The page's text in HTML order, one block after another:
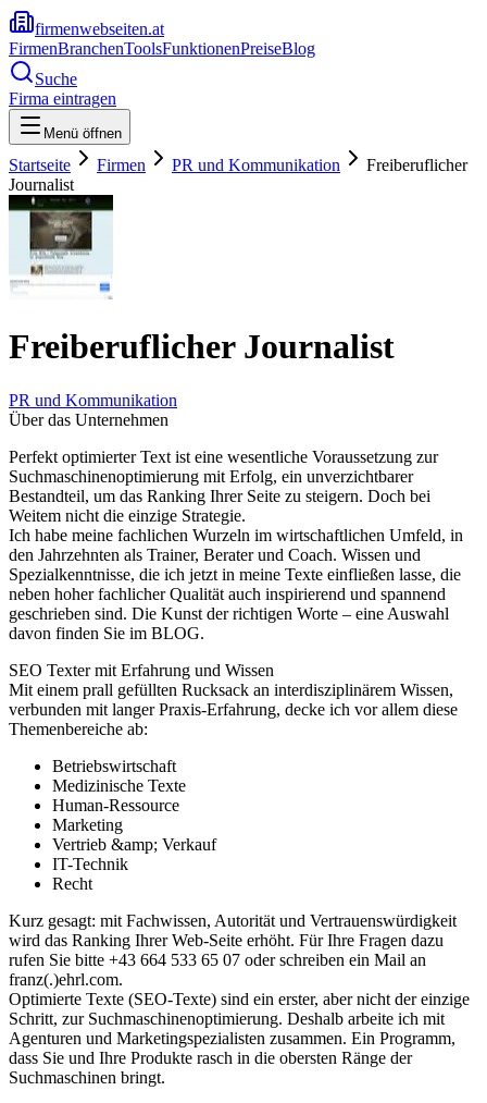
firmenwebseiten.at
FirmenBranchenToolsFunktionenPreiseBlog
Suche
Firma eintragen
Menü öffnen
Startseite Firmen PR und Kommunikation
Freiberuflicher
Journalist
Freiberuflicher Journalist
PR und Kommunikation
Über das Unternehmen
Perfekt optimierter Text ist eine wesentliche Voraussetzung zur
Suchmaschinenoptimierung mit Erfolg, ein unverzichtbarer
Bestandteil, um das Ranking Ihrer Seite zu steigern. Doch bei
Weitem nicht die einzige Strategie.
Ich habe meine fachlichen Wurzeln im wirtschaftlichen Umfeld, in
den Jahrzehnten als Trainer, Berater und Coach. Wissen und
Spezialkenntnisse, die ich jetzt in meine Texte einfließen lasse, die
neben hoher fachlicher Qualität auch inspirierend und spannend
geschrieben sind. Die Kunst der richtigen Worte – eine Auswahl
davon finden Sie im BLOG.
SEO Texter mit Erfahrung und Wissen
Mit einem prall gefüllten Rucksack an interdisziplinärem Wissen,
verbunden mit langer Praxis-Erfahrung, decke ich vor allem diese
Themenbereiche ab:
Betriebswirtschaft
Medizinische Texte
Human-Ressource
Marketing
Vertrieb &amp; Verkauf
IT-Technik
Recht
Kurz gesagt: mit Fachwissen, Autorität und Vertrauenswürdigkeit
wird das Ranking Ihrer Web-Seite erhöht. Für Ihre Fragen dazu
rufen Sie bitte +43 664 533 65 07 oder schreiben ein Mail an
franz(.)ehrl.com.
Optimierte Texte (SEO-Texte) sind ein erster, aber nicht der einzige
Schritt, zur Suchmaschinenoptimierung. Deshalb arbeite ich mit
Agenturen und Marketingspezialisten zusammen. Ein Programm,
dass Sie und Ihre Produkte rasch in die obersten Ränge der
Suchmaschinen bringt.